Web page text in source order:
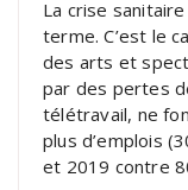
La crise
terme. C’est le
des arts et
par des pertes
télétravail, ne
plus d’emplois
et 2019 contre